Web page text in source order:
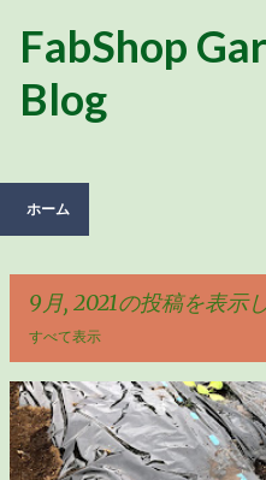
スキップしてメイ
FabShop
Blog
ホーム
9月, 2021の投稿を表示
すべて表示
投
稿